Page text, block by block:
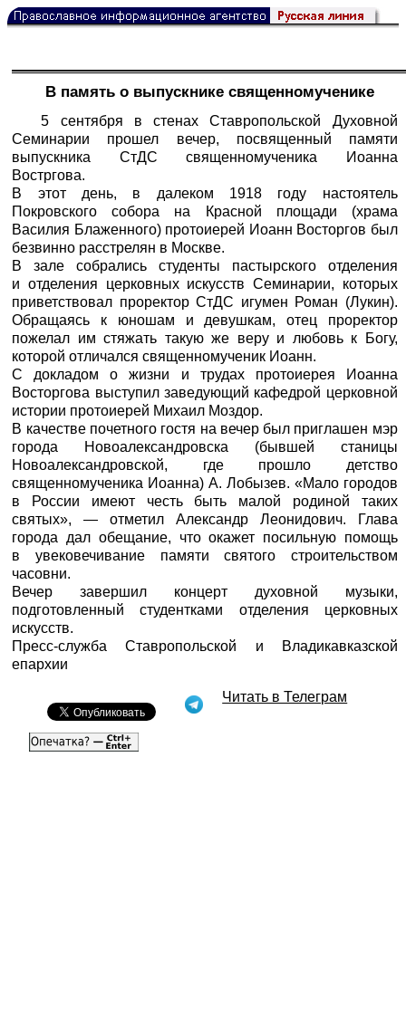
В память о выпускнике священномученике
5 сентября в стенах Ставропольской Духовной
Семинарии прошел вечер, посвященный памяти
выпускника СтДС священномученика Иоанна
Востргова.
В этот день, в далеком 1918 году настоятель
Покровского собора на Красной площади (храма
Василия Блаженного) протоиерей Иоанн Восторгов был
безвинно расстрелян в Москве.
В зале собрались студенты пастырского отделения
и отделения церковных искусств Семинарии, которых
приветствовал проректор СтДС игумен Роман (Лукин).
Обращаясь к юношам и девушкам, отец проректор
пожелал им стяжать такую же веру и любовь к Богу,
которой отличался священномученик Иоанн.
С докладом о жизни и трудах протоиерея Иоанна
Восторгова выступил заведующий кафедрой церковной
истории протоиерей Михаил Моздор.
В качестве почетного гостя на вечер был приглашен мэр
города Новоалександровска (бывшей станицы
Новоалександровской, где прошло детство
священномученика Иоанна) А. Лобызев. «Мало городов
в России имеют честь быть малой родиной таких
святых», — отметил Александр Леонидович. Глава
города дал обещание, что окажет посильную помощь
в увековечивание памяти святого строительством
часовни.
Вечер завершил концерт духовной музыки,
подготовленный студентками отделения церковных
искусств.
Пресс-служба Ставропольской и Владикавказской
епархии
Читать в Телеграм